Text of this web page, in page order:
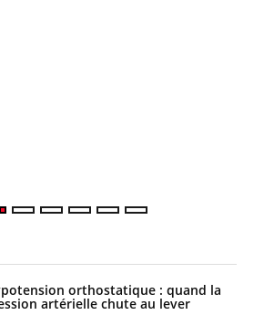
orthostatique : quand la
artérielle chute au lever